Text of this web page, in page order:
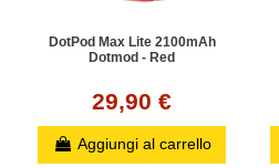
DotPod Max Lite 2100mAh
Dotmod - Red
29,90 €
Aggiungi al carrello